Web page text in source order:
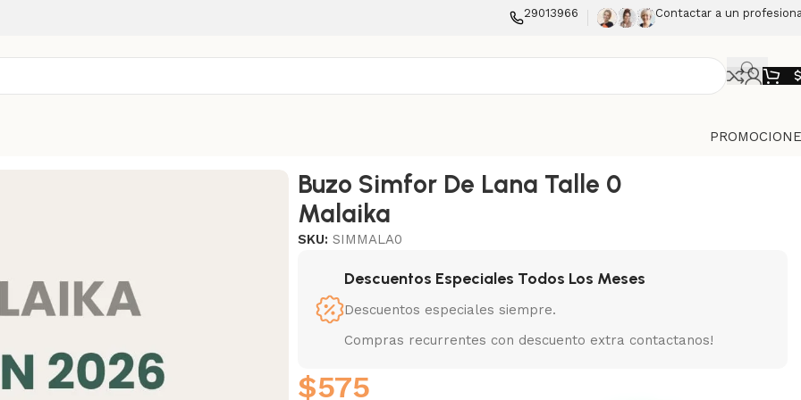
29013966 Contactar a un
$
Buzo Simfor De Lana Talle 0
Malaika
SKU:SIMMALA0
Descuentos Especiales Todos Los Meses
Descuentos especiales siempre.
Compras recurrentes con descuento extra contactanos!
$575